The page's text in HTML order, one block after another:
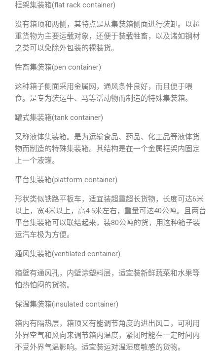
框架集装箱(flat rack container)
没有箱顶和两侧，其特点是从集装箱侧面进行装卸。以超
重货物为主要运载对象，还便于装载牲畜，以及诸如钢材
之类可以免除外包装的裸装货。
牲畜集装箱(pen container)
这种箱子侧面采用金属网，通风条件良好，而且便于喂
食。是专为装运牛、马等活动物而制造的特殊集装箱。
罐式集装箱(tank container)
又称液体集装箱。是为运输食品、药品、化工品等液体货
物而制造的特殊集装箱。其结构是在一个金属框架内固定
上一个液罐。
平台集装箱(platform container)
形状类似铁路平板车，适宜装超重超长货物，长度可达6米
以上，宽4米以上，高4.5米左右，重量可达40公吨。且两台
平台集装箱可以联结起来，装80公吨的货，用这种箱子装
运汽车极为方便。
通风集装箱(ventilated container)
箱壁有通风孔，内壁涂塑料层，适宜装新鲜蔬菜和水果等
怕热怕闷的货物。
保温集装箱(insulated container)
箱内有隔热层，箱顶又有能调节角度的进出风口，可利用
外界空气和风向来调节箱内温度，紧闭时能在一定时间内
不受外界气温影响。适宜装运对温湿度敏感的货物。